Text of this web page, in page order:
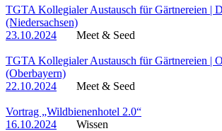
TGTA Kollegialer Austausch für Gärtnereien |
(Niedersachsen)
23.10.2024
Meet & Seed
TGTA Kollegialer Austausch für Gärtnereien |
(Oberbayern)
22.10.2024
Meet & Seed
Vortrag „Wildbienenhotel 2.0“
16.10.2024
Wissen